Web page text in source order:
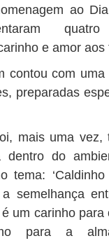
ao
e amor aos
contou com uma
preparadas
mais uma
dentro do
tema:
a semelhança
um carinho para
para a